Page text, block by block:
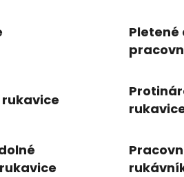
Pletené